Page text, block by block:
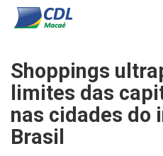
Shoppings
limites das
nas cidades do
Brasil